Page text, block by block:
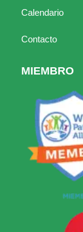
Calendario
Contacto
MIEMBRO